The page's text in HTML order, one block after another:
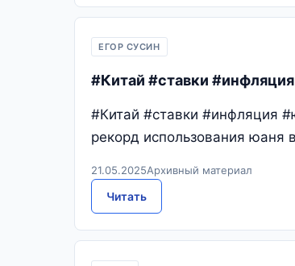
ЕГОР СУСИН
#Китай #ставки
#Китай #ставки #инфляция
рекорд использования
21.05.2025Архивный материал
Читать